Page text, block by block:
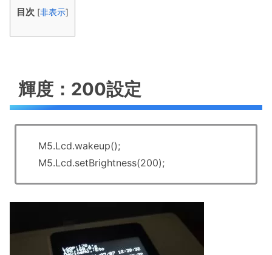
目次 [非表示]
輝度：200設定
M5.Lcd.wakeup();
M5.Lcd.setBrightness(200);